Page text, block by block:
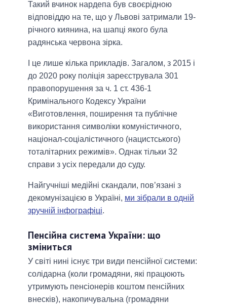
Такий вчинок нардепа був своєрідною
відповіддю на те, що у Львові затримали 19-
річного киянина, на шапці якого була
радянська червона зірка.
І це лише кілька прикладів. Загалом, з 2015 і
до 2020 року поліція зареєструвала 301
правопорушення за ч. 1 ст. 436-1
Кримінального Кодексу України
«Виготовлення, поширення та публічне
використання символіки комуністичного,
націонал-соціалістичного (нацистського)
тоталітарних режимів». Однак тільки 32
справи з усіх передали до суду.
Найгучніші медійні скандали, пов’язані з
декомунізацією в Україні, ми зібрали в одній
зручній інфографіці.
Пенсійна система України: що
зміниться
У світі нині існує три види пенсійної системи:
солідарна (коли громадяни, які працюють
утримують пенсіонерів коштом пенсійних
внесків), накопичувальна (громадяни